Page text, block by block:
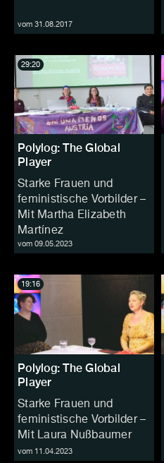
vom 31.08.2017
Polylog: The Global
Player
Starke Frauen und
feministische Vorbilder –
Mit Martha Elizabeth
Martínez
vom 09.05.2023
29:20
Polylog: The Global
Player
Starke Frauen und
feministische Vorbilder –
Mit Laura Nußbaumer
vom 11.04.2023
19:16